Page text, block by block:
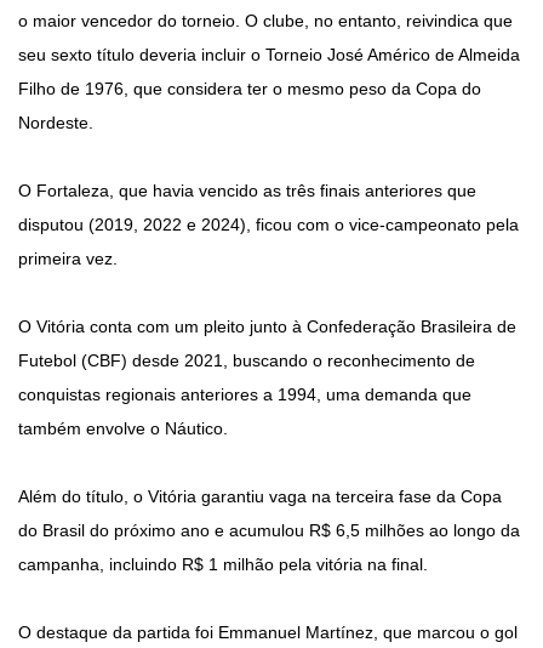
o maior vencedor do torneio. O clube, no entanto, reivindica que
seu sexto título deveria incluir o Torneio José Américo de Almeida
Filho de 1976, que considera ter o mesmo peso da Copa do
Nordeste.
O Fortaleza, que havia vencido as três finais anteriores que
disputou (2019, 2022 e 2024), ficou com o vice-campeonato pela
primeira vez.
O Vitória conta com um pleito junto à Confederação Brasileira de
Futebol (CBF) desde 2021, buscando o reconhecimento de
conquistas regionais anteriores a 1994, uma demanda que
também envolve o Náutico.
Além do título, o Vitória garantiu vaga na terceira fase da Copa
do Brasil do próximo ano e acumulou R$ 6,5 milhões ao longo da
campanha, incluindo R$ 1 milhão pela vitória na final.
O destaque da partida foi Emmanuel Martínez, que marcou o gol